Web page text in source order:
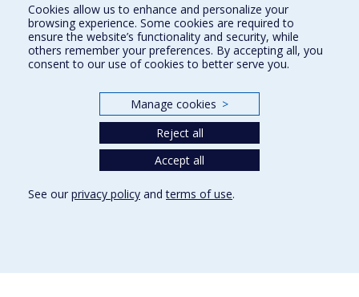
Courriel:recherche@umontreal.ca
Qui fait quoi?
Cookies allow us to enhance and personalize your
browsing experience. Some cookies are required to
ensure the website’s functionality and security, while
others remember your preferences. By accepting all, you
consent to our use of cookies to better serve you.
Manage cookies >
Reject all
Accept all
See our privacy policy andterms of use.